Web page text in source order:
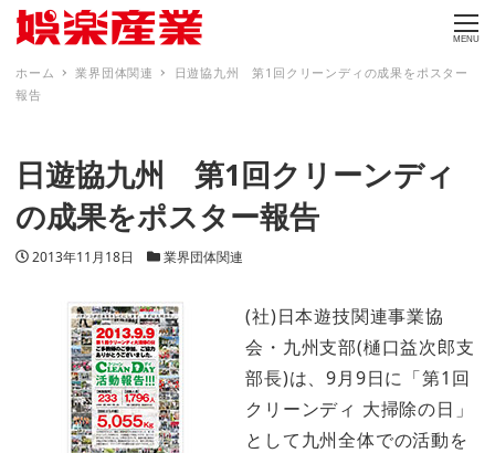
MENU
ホーム 業界団体関連
日遊協九州 第1回クリーンディの成果をポスター
報告
日遊協九州 第1回クリーンディ
の成果をポスター報告
投稿日
2013年11月18日 カテゴリー
業界団体関連
(社)日本遊技関連事業協
会・九州支部(樋口益次郎支
部長)は、9月9日に「第1回
クリーンディ 大掃除の日」
として九州全体での活動を